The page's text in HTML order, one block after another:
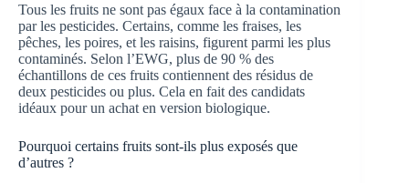
Tous les fruits ne sont pas égaux face à la contamination
par les pesticides. Certains, comme les fraises, les
pêches, les poires, et les raisins, figurent parmi les plus
contaminés. Selon l’EWG, plus de 90 % des
échantillons de ces fruits contiennent des résidus de
deux pesticides ou plus. Cela en fait des candidats
idéaux pour un achat en version biologique.
Pourquoi certains fruits sont-ils plus exposés que
d’autres ?